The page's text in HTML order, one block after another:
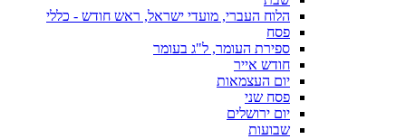
הלוח העברי, מועדי ישראל, ראש חודש - כללי
פסח
ספירת העומר, ל"ג בעומר
חודש אייר
יום העצמאות
פסח שני
יום ירושלים
שבועות